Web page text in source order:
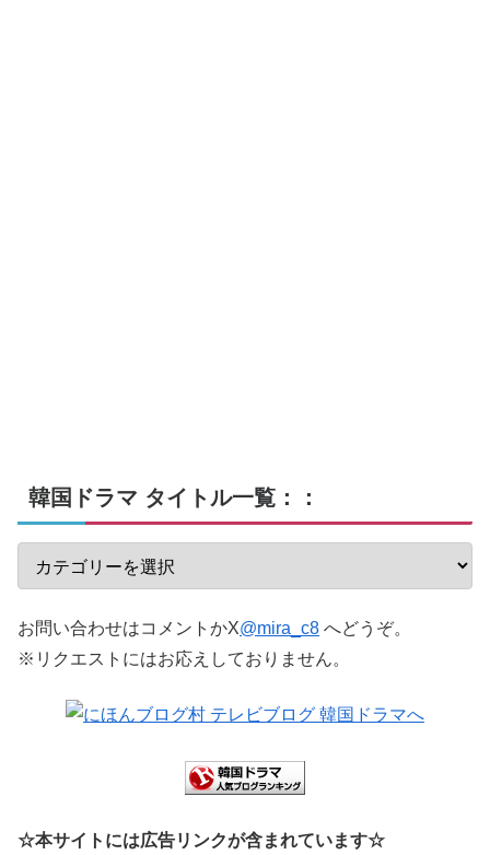
韓国ドラマ タイトル一覧：：
お問い合わせはコメントかX@mira_c8 へどうぞ。
※リクエストにはお応えしておりません。
☆本サイトには広告リンクが含まれています☆